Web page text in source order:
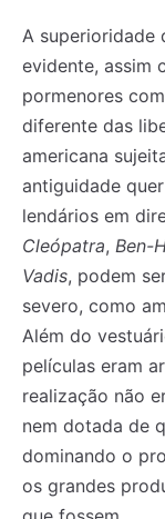
A superioridade
evidente, assim
pormenores
diferente das
americana
antiguidade
lendários em
Cleópatra, Ben-
Vadis, podem
severo, como
Além do
películas eram
realização não
nem dotada de
dominando o
os grandes